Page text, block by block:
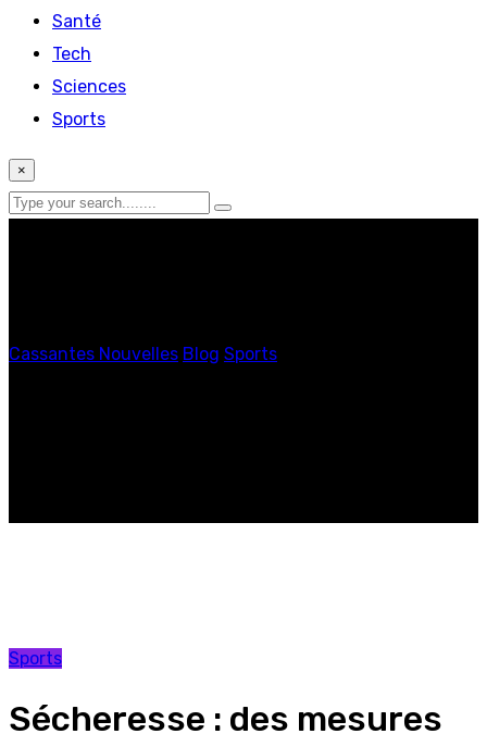
Santé
Tech
Sciences
Sports
×
Cassantes Nouvelles Blog Sports
Sports
Sécheresse : des mesures